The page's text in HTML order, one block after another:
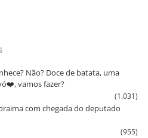
Não? Doce de batata, uma
vamos fazer?
(1.031)
com chegada do deputado
(955)